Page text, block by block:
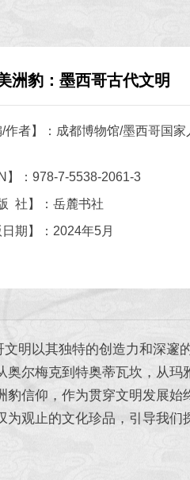
洲豹：墨西哥古代文明
/作者】：成都博物馆/墨西哥国
】：978-7-5538-2061-3
社】：岳麓书社
日期】：2024年5月
以其独特的创造力和深邃
尔梅克到特奥蒂瓦坎，从
信仰，作为贯穿文明发展
观止的文化珍品，引导我们